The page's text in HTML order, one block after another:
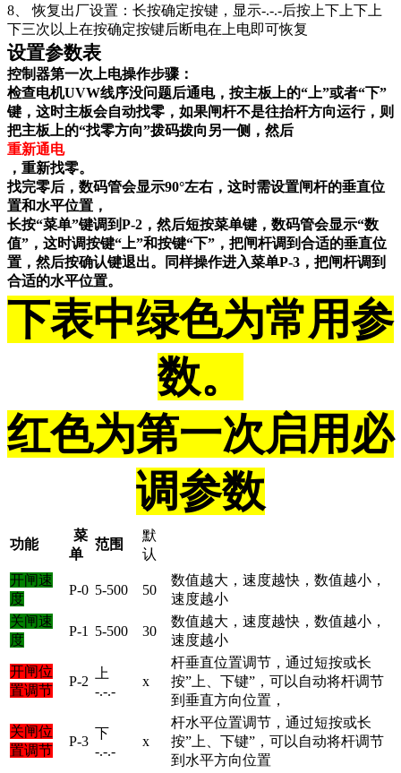
8、 恢复出厂设置：长按确定按键，显示-.-.-后按上下上下上
下三次以上在按确定按键后断电在上电即可恢复
设置参数表
控制器第一次上电操作步骤：
检查电机UVW线序没问题后通电，按主板上的“上”或者“下”
键，这时主板会自动找零，如果闸杆不是往抬杆方向运行，则
把主板上的“找零方向”拨码拨向另一侧，然后
重新通电
，重新找零。
找完零后，数码管会显示90°左右，这时需设置闸杆的垂直位
置和水平位置，
长按“菜单”键调到P-2，然后短按菜单键，数码管会显示“数
值”，这时调按键“上”和按键“下”，把闸杆调到合适的垂直位
置，然后按确认键退出。同样操作进入菜单P-3，把闸杆调到
合适的水平位置。
下表中绿色为常用参
数。
红色为第一次启用必
调参数
功能
菜
单
范围
默
认
开闸速
度
P-0 5-500 50
数值越大，速度越快，数值越小，
速度越小
关闸速
度
P-1 5-500 30
数值越大，速度越快，数值越小，
速度越小
开闸位
置调节
P-2
上
-.-.-
x
杆垂直位置调节，通过短按或长
按”上、下键”，可以自动将杆调节
到垂直方向位置，
关闸位
置调节
P-3
下
-.-.-
x
杆水平位置调节，通过短按或长
按”上、下键”，可以自动将杆调节
到水平方向位置